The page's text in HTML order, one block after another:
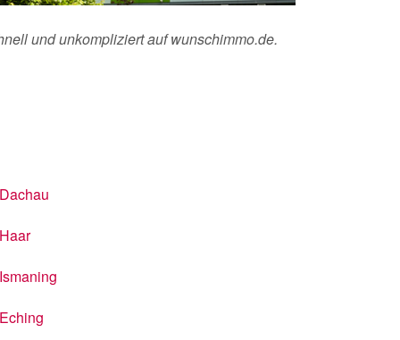
und unkompliziert auf wunschimmo.de.
Dachau
Haar
Ismaning
Eching